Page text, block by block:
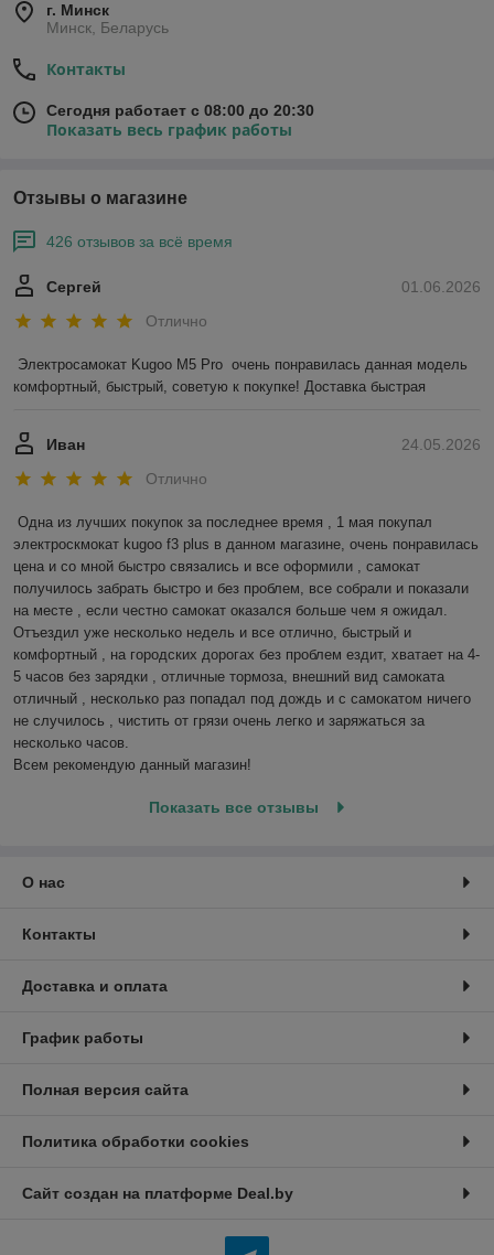
г. Минск
Минск, Беларусь
Контакты
Сегодня работает с 08:00 до 20:30
Показать весь график работы
Отзывы о магазине
426 отзывов за всё время
01.06.2026
Сергей
Отлично
Электросамокат Kugoo M5 Pro  очень понравилась данная модель
комфортный, быстрый, советую к покупке! Доставка быстрая
24.05.2026
Иван
Отлично
Одна из лучших покупок за последнее время , 1 мая покупал
электроскмокат kugoo f3 plus в данном магазине, очень понравилась
цена и со мной быстро связались и все оформили , самокат
получилось забрать быстро и без проблем, все собрали и показали
на месте , если честно самокат оказался больше чем я ожидал.
Отъездил уже несколько недель и все отлично, быстрый и
комфортный , на городских дорогах без проблем ездит, хватает на 4-
5 часов без зарядки , отличные тормоза, внешний вид самоката
отличный , несколько раз попадал под дождь и с самокатом ничего
не случилось , чистить от грязи очень легко и заряжаться за
несколько часов.
Всем рекомендую данный магазин!
Показать все отзывы
О нас
Контакты
Доставка и оплата
График работы
Полная версия сайта
Политика обработки cookies
Сайт создан на платформе Deal.by